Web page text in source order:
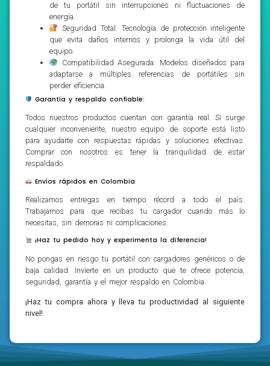
de tu portátil sin interrupciones ni fluctuaciones de
energía.
Seguridad Total: Tecnología de protección inteligente
que evita daños internos y prolonga la vida útil del
equipo.
Compatibilidad Asegurada: Modelos diseñados para
adaptarse a múltiples referencias de portátiles sin
perder eficiencia.
Garantía y respaldo confiable:
Todos nuestros productos cuentan con garantía real. Si surge
cualquier inconveniente, nuestro equipo de soporte está listo
para ayudarte con respuestas rápidas y soluciones efectivas.
Comprar con nosotros es tener la tranquilidad de estar
respaldado.
Envíos rápidos en Colombia
Realizamos entregas en tiempo récord a todo el país.
Trabajamos para que recibas tu cargador cuando más lo
necesitas, sin demoras ni complicaciones.
¡Haz tu pedido hoy y experimenta la diferencia!
No pongas en riesgo tu portátil con cargadores genéricos o de
baja calidad. Invierte en un producto que te ofrece potencia,
seguridad, garantía y el mejor respaldo en Colombia.
¡Haz tu compra ahora y lleva tu productividad al siguiente
nivel!